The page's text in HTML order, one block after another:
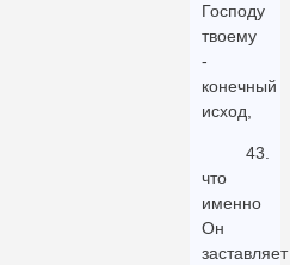
Господу
твоему
-
конечный
исход,
43.
что
именно
Он
заставляет